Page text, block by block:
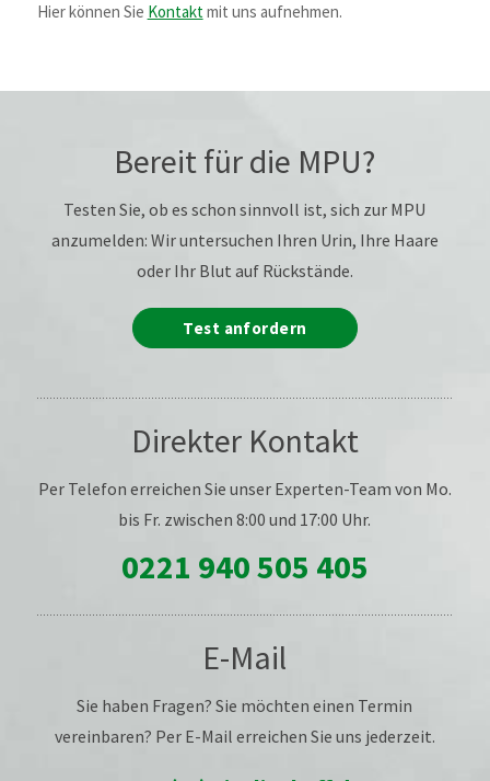
Hier können Sie Kontaktmit uns aufnehmen.
Bereit für die MPU?
Testen Sie, ob es schon sinnvoll ist, sich zur MPU
anzumelden: Wir untersuchen Ihren Urin, Ihre Haare
oder Ihr Blut auf Rückstände.
Test anfordern
Direkter Kontakt
Per Telefon erreichen Sie unser Experten-Team von Mo.
bis Fr. zwischen 8:00 und 17:00 Uhr.
0221 940 505 405
E-Mail
Sie haben Fragen? Sie möchten einen Termin
vereinbaren? Per E-Mail erreichen Sie uns jederzeit.